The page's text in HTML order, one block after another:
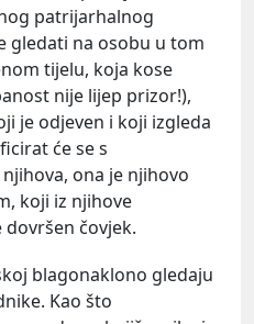
patrijarhalnog
gledati na osobu u tom
tijelu, koja kose
nije lijep prizor!),
je odjeven i koji izgleda
će se s
ona je njihovo
koji iz njihove
čovjek.
blagonaklono gledaju
Kao što